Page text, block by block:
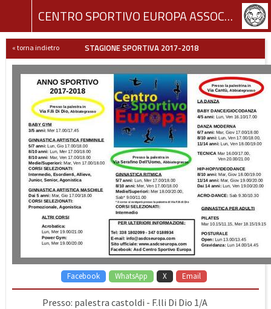
CENTRO SPORTIVO EUROPA ASSOCIAZIONE SPORTIVA DILETTANTISTICA
« torna indietro STAGIONE SPORTIVA 2017-2018
Facebook WhatsApp X Email
Presso: palestra castoldi - F.lli Di Dio 1/A